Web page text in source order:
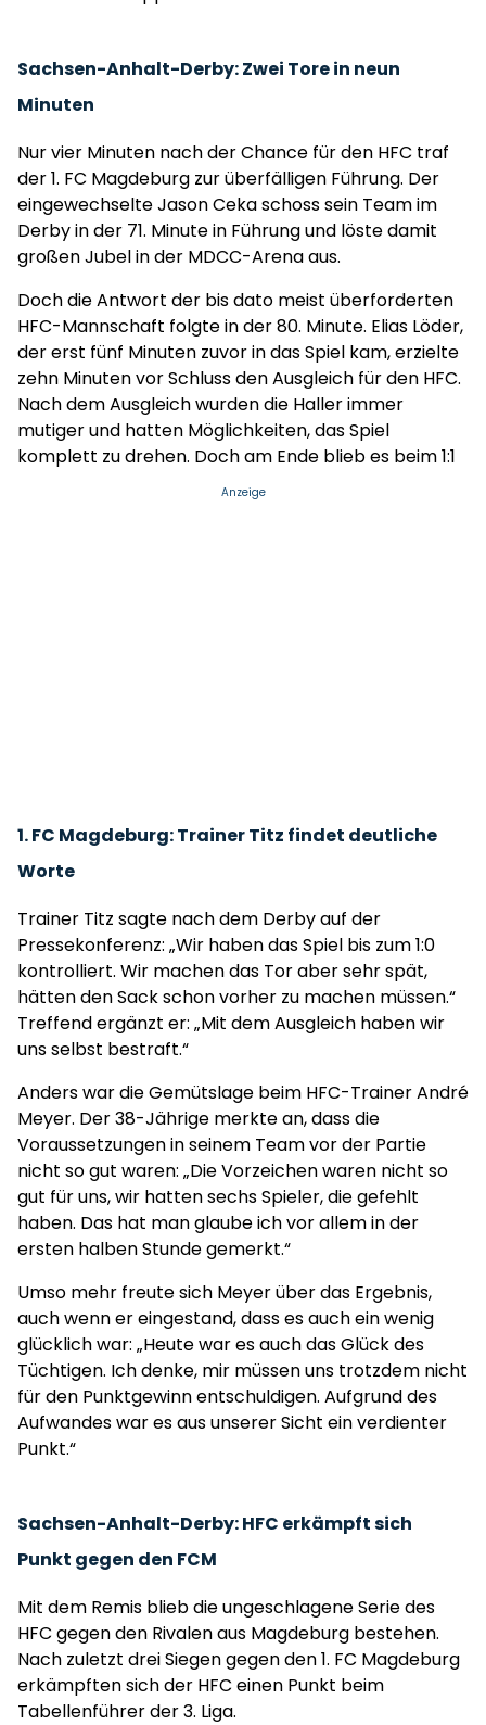
Sachsen-Anhalt-Derby: Zwei Tore in neun
Minuten
Nur vier Minuten nach der Chance für den HFC traf
der 1. FC Magdeburg zur überfälligen Führung. Der
eingewechselte Jason Ceka schoss sein Team im
Derby in der 71. Minute in Führung und löste damit
großen Jubel in der MDCC-Arena aus.
Doch die Antwort der bis dato meist überforderten
HFC-Mannschaft folgte in der 80. Minute. Elias Löder,
der erst fünf Minuten zuvor in das Spiel kam, erzielte
zehn Minuten vor Schluss den Ausgleich für den HFC.
Nach dem Ausgleich wurden die Haller immer
mutiger und hatten Möglichkeiten, das Spiel
komplett zu drehen. Doch am Ende blieb es beim 1:1
Anzeige
1. FC Magdeburg: Trainer Titz findet deutliche
Worte
Trainer Titz sagte nach dem Derby auf der
Pressekonferenz: „Wir haben das Spiel bis zum 1:0
kontrolliert. Wir machen das Tor aber sehr spät,
hätten den Sack schon vorher zu machen müssen.“
Treffend ergänzt er: „Mit dem Ausgleich haben wir
uns selbst bestraft.“
Anders war die Gemütslage beim HFC-Trainer André
Meyer. Der 38-Jährige merkte an, dass die
Voraussetzungen in seinem Team vor der Partie
nicht so gut waren: „Die Vorzeichen waren nicht so
gut für uns, wir hatten sechs Spieler, die gefehlt
haben. Das hat man glaube ich vor allem in der
ersten halben Stunde gemerkt.“
Umso mehr freute sich Meyer über das Ergebnis,
auch wenn er eingestand, dass es auch ein wenig
glücklich war: „Heute war es auch das Glück des
Tüchtigen. Ich denke, mir müssen uns trotzdem nicht
für den Punktgewinn entschuldigen. Aufgrund des
Aufwandes war es aus unserer Sicht ein verdienter
Punkt.“
Sachsen-Anhalt-Derby: HFC erkämpft sich
Punkt gegen den FCM
Mit dem Remis blieb die ungeschlagene Serie des
HFC gegen den Rivalen aus Magdeburg bestehen.
Nach zuletzt drei Siegen gegen den 1. FC Magdeburg
erkämpften sich der HFC einen Punkt beim
Tabellenführer der 3. Liga.